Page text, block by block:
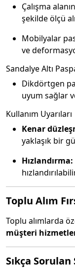
Çalışma
şekilde ölçü
Mobilyalar
ve
Sandalye Altı
Dikdörtgen
uyum sağlar
Kullanım Uyarıları
Kenar
yaklaşık bir
Hızlandırma:
Toplu Alım
Toplu alımlarda
müşteri
Sıkça